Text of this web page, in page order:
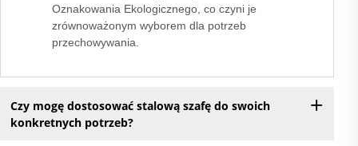
Oznakowania Ekologicznego, co czyni je
zrównoważonym wyborem dla potrzeb
przechowywania.
Czy mogę dostosować stalową szafę do swoich
konkretnych potrzeb?